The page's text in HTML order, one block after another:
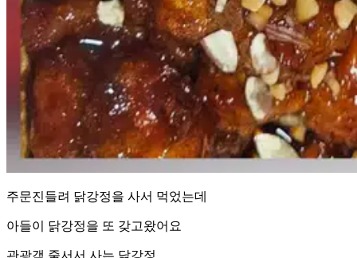
주문진들려 닭강정을 사서 먹었는데
아들이 닭강정을 또 갖고왔어요
관광객 줄서서 사는 닭강정